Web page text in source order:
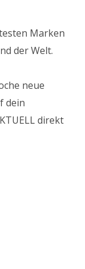
Marken
der Welt.
neue
dein
direkt